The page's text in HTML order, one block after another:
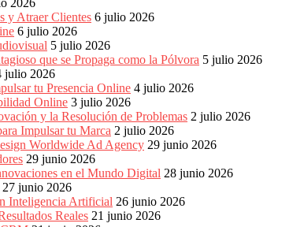
2026
y Atraer Clientes 6 julio 2026
6 julio 2026
5 julio 2026
que se Propaga como la Pólvora 5 julio 2026
julio 2026
tu Presencia Online 4 julio 2026
Online 3 julio 2026
y la Resolución de Problemas 2 julio 2026
Impulsar tu Marca 2 julio 2026
Worldwide Ad Agency 29 junio 2026
29 junio 2026
en el Mundo Digital 28 junio 2026
27 junio 2026
Inteligencia Artificial 26 junio 2026
Reales 21 junio 2026